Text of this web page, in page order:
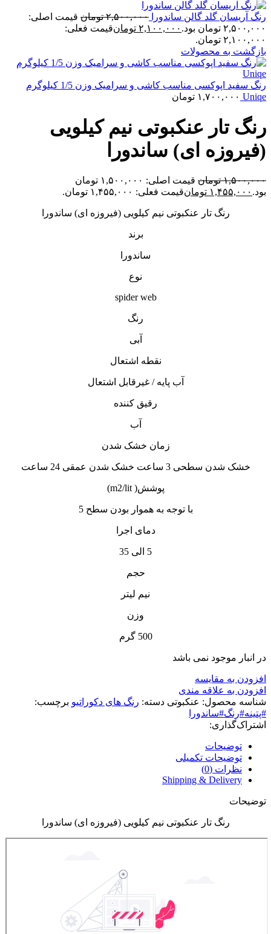
رنگ‌ آریسان گلد گالن ساندورا ۲,۵۰۰,۰۰۰ تومان قیمت اصلی:
۲,۵۰۰,۰۰۰ تومان بود.
۲,۱۰۰,۰۰۰ تومانقیمت فعلی:
۲,۱۰۰,۰۰۰ تومان.
بازگشت به محصولات
رنگ سفید اپوکسی مناسب کاشی و سرامیک وزن 1/5 کیلوگرم
Uniqe ۱,۷۰۰,۰۰۰ تومان
رنگ تار عنکبوتی نیم کیلویی
(فیروزه ای) ساندورا
۱,۵۰۰,۰۰۰ تومان
قیمت اصلی: ۱,۵۰۰,۰۰۰ تومان
بود. ۱,۴۵۵,۰۰۰ تومانقیمت فعلی: ۱,۴۵۵,۰۰۰ تومان.
رنگ تار عنکبوتی نیم کیلویی (فیروزه ای) ساندورا
برند
ساندورا
نوع
spider web
رنگ
آبی
نقطه اشتعال
آب پایه / غیرقابل اشتعال
رقیق کننده
آب
زمان خشک شدن
خشک شدن سطحی 3 ساعت خشک شدن عمقی 24 ساعت
پوشش( m2/lit)
با توجه به هموار بودن سطح 5
دمای اجرا
5 الی 35
حجم
نیم لیتر
وزن
500 گرم
در انبار موجود نمی باشد
افزودن به مقایسه
افزودن به علاقه مندی
شناسه محصول: عنکبوتی دسته: رنگ های دکوراتیو برچسب:
#پتینه#رنگ#ساندورا
اشتراک‌گذاری:
توضیحات
توضیحات تکمیلی
نظرات (0)
Shipping & Delivery
توضیحات
رنگ تار عنکبوتی نیم کیلویی (فیروزه ای) ساندورا